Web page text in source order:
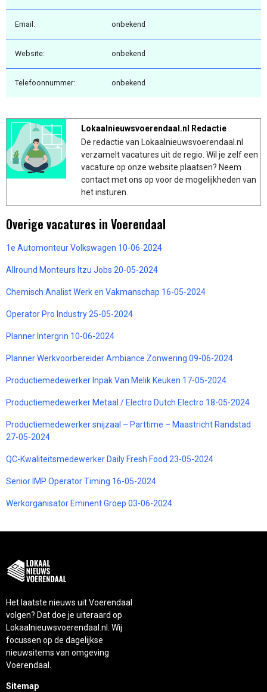
Email: onbekend
Website: onbekend
Telefoonnummer: onbekend
Lokaalnieuwsvoerendaal.nl Redactie
De redactie van Lokaalnieuwsvoerendaal.nl
verzamelt vacatures uit de regio. Wil je zelf een
vacature op onze website plaatsen? Neem
contact met ons op voor de mogelijkheden van
het insturen.
Overige vacatures in Voerendaal
1e Automonteur Volkswagen 10-06-2024
Allround Monteurs Itzu Jobs 20-05-2024
Chemisch Analist Werk en Vakmanschap 16-05-2024
Operator Pro Industry 25-05-2024
Planner Intergrin 10-06-2024
Planner Werkvoorbereider Ambiance Zonwering 09-06-2024
Productiemedewerker Inpak Van Melik Keuken 17-05-2024
Productiemedewerker Metaal / Electro Dutch Electro 18-05-2024
Productiemedewerker snijzaal – Parttime – Maastricht Randstad
27-05-2024
QC-Kwaliteitsmedewerker Daily Fresh Food 23-05-2024
Senior IMP Operator Timing 16-05-2024
Werkorganisator Eminent Groep 03-06-2024
Het laatste nieuws uit Voerendaal
volgen? Dat doe je uiteraard op
Lokaalnieuwsvoerendaal.nl. Wij
focussen op de dagelijkse
nieuwsitems van omgeving
Voerendaal.
Sitemap